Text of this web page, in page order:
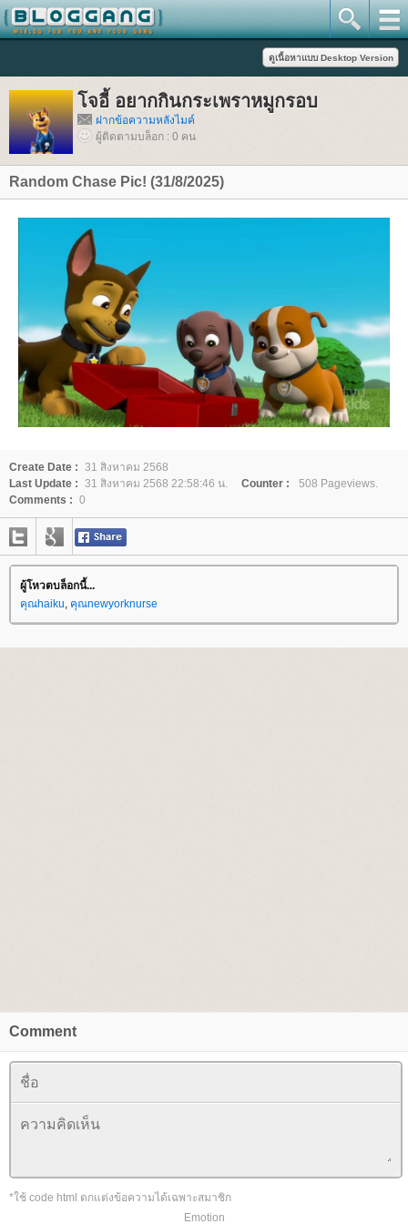
จอี้ อยากกินกระเพราหมูกรอบ
ฝากข้อความหลังไมค์
ผู้ติดตามบล็อก : 0 คน
Random Chase Pic! (31/8/2025)
Create Date : 31 สิงหาคม 2568
Last Update : 31 สิงหาคม 2568 22:58:46 น. Counter :
508 Pageviews.
Comments : 0
ผู้โหวตบล็อกนี้...
คุณhaiku คุณnewyorknurse
Comment
*ใช้ code html ตกแต่งข้อความได้เฉพาะสมาชิก
Emotion